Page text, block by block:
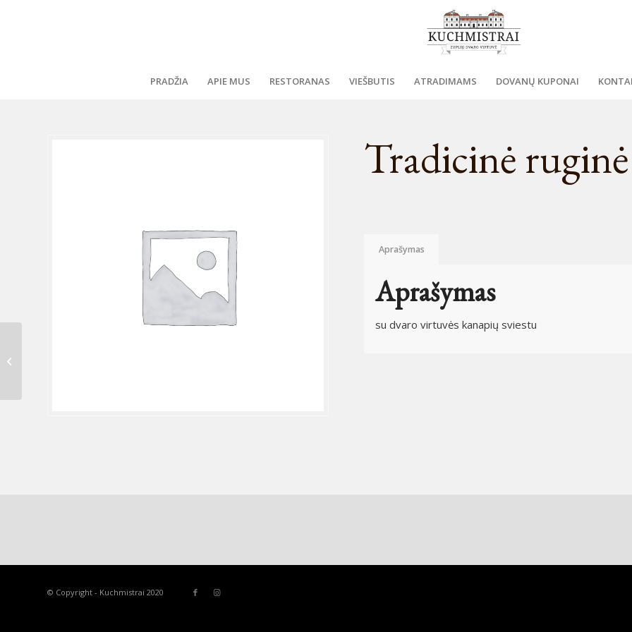
PRADŽIA APIE MUS RESTORANAS VIEŠBUTIS ATRADIMAMS DOVANŲ KUPONAI
Tradicinė
Aprašymas
Aprašymas
su dvaro virtuvės kanapių sviestu
© Copyright - Kuchmistrai 2020